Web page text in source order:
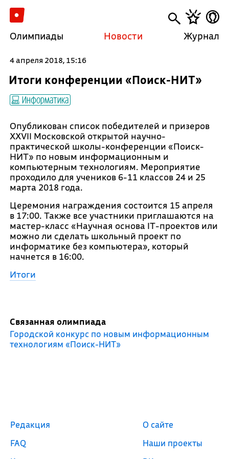
Олимпиады Новости Журнал
4 апреля 2018, 15:16
Итоги конференции «Поиск-НИТ»
Информатика
Опубликован список победителей и призеров
XXVII Московской открытой научно-
практической школы-конференции «Поиск-
НИТ» по новым информационным и
компьютерным технологиям. Мероприятие
проходило для учеников 6-11 классов 24 и 25
марта 2018 года.
Церемония награждения состоится 15 апреля
в 17:00. Также все участники приглашаются на
мастер-класс «Научная основа IT-проектов или
можно ли сделать школьный проект по
информатике без компьютера», который
начнется в 16:00.
Итоги
Связанная олимпиада
Городской конкурс по новым информационным
технологиям «Поиск-НИТ»
Редакция
FAQ
О сайте
Наши проекты